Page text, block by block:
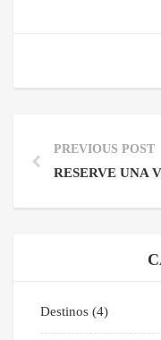
PREVIOUS POST
RESERVE UNA
Destinos (4)